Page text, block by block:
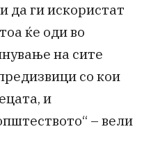
да ги искористат
ќе оди во
на сите
со кои
и
– вели